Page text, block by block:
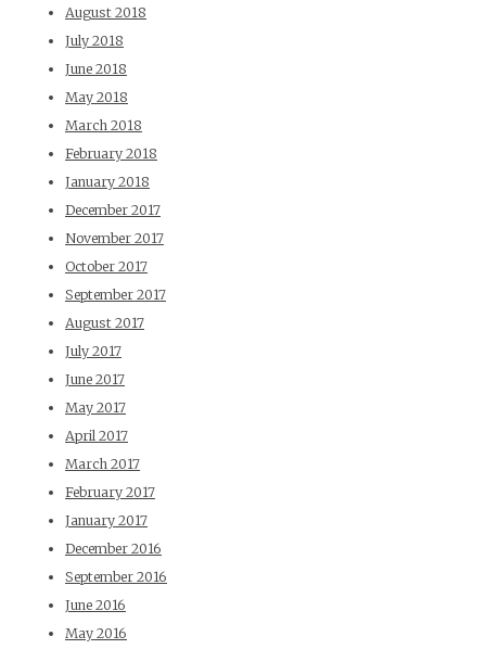
August 2018
July 2018
June 2018
May 2018
March 2018
February 2018
January 2018
December 2017
November 2017
October 2017
September 2017
August 2017
July 2017
June 2017
May 2017
April 2017
March 2017
February 2017
January 2017
December 2016
September 2016
June 2016
May 2016